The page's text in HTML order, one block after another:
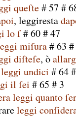
queſte#57 #
, leggiresta
loſ#60#47
miſura#63 #
diſteſe, ò
leggi undici #64
il ſei #65 # 3
leggi quantoſer
leggi